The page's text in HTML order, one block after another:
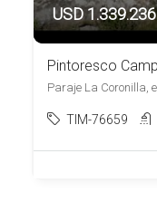
USD 1.339.236
TIM-76659